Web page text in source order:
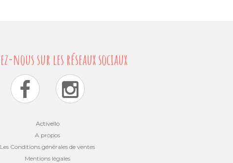
Activello
A propos
Les Conditions générales de ventes
Mentions légales